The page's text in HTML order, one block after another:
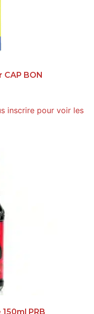
BON
inscrire pour voir les
PRB